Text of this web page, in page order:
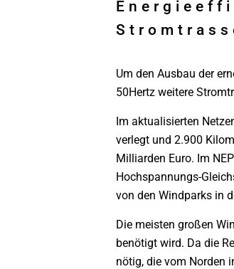
Um den Ausbau der
50Hertz weitere
Im aktualisierten
verlegt und 2.900
Milliarden Euro. Im
Hochspannungs-
von den Windparks in
Die meisten großen
benötigt wird. Da die
nötig, die vom Norden